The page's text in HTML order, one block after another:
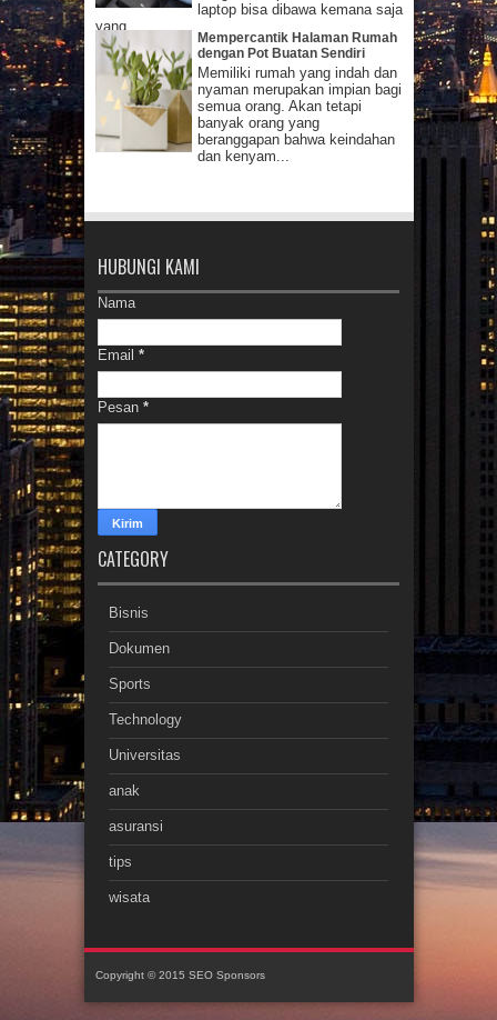
laptop bisa dibawa kemana saja
yang...
Mempercantik Halaman Rumah
dengan Pot Buatan Sendiri
Memiliki rumah yang indah dan
nyaman merupakan impian bagi
semua orang. Akan tetapi
banyak orang yang
beranggapan bahwa keindahan
dan kenyam...
HUBUNGI KAMI
Nama
Email *
Pesan *
CATEGORY
Bisnis
Dokumen
Sports
Technology
Universitas
anak
asuransi
tips
wisata
Copyright © 2015 SEO Sponsors